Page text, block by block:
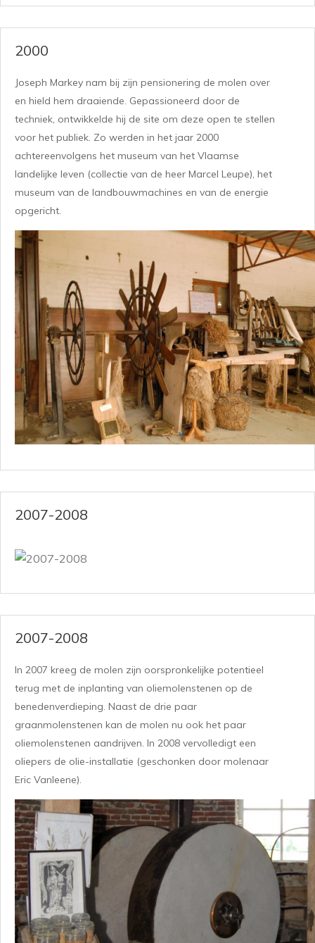
2000
Joseph Markey nam bij zijn pensionering de molen over
en hield hem draaiende. Gepassioneerd door de
techniek, ontwikkelde hij de site om deze open te stellen
voor het publiek. Zo werden in het jaar 2000
achtereenvolgens het museum van het Vlaamse
landelijke leven (collectie van de heer Marcel Leupe), het
museum van de landbouwmachines en van de energie
opgericht.
2007-2008
2007-2008
In 2007 kreeg de molen zijn oorspronkelijke potentieel
terug met de inplanting van oliemolenstenen op de
benedenverdieping. Naast de drie paar
graanmolenstenen kan de molen nu ook het paar
oliemolenstenen aandrijven. In 2008 vervolledigt een
oliepers de olie-installatie (geschonken door molenaar
Eric Vanleene).